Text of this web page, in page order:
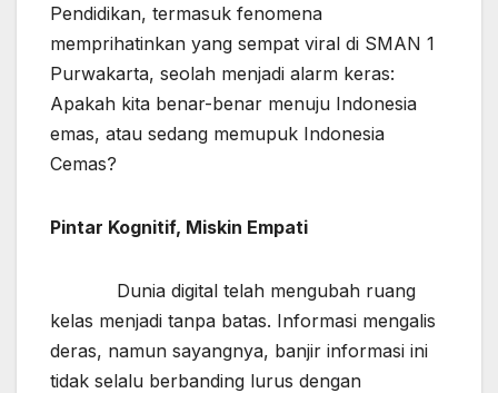
Pendidikan, termasuk fenomena
memprihatinkan yang sempat viral di SMAN 1
Purwakarta, seolah menjadi alarm keras:
Apakah kita benar-benar menuju Indonesia
emas, atau sedang memupuk Indonesia
Cemas?
Pintar Kognitif, Miskin Empati
Dunia digital telah mengubah ruang
kelas menjadi tanpa batas. Informasi mengalis
deras, namun sayangnya, banjir informasi ini
tidak selalu berbanding lurus dengan